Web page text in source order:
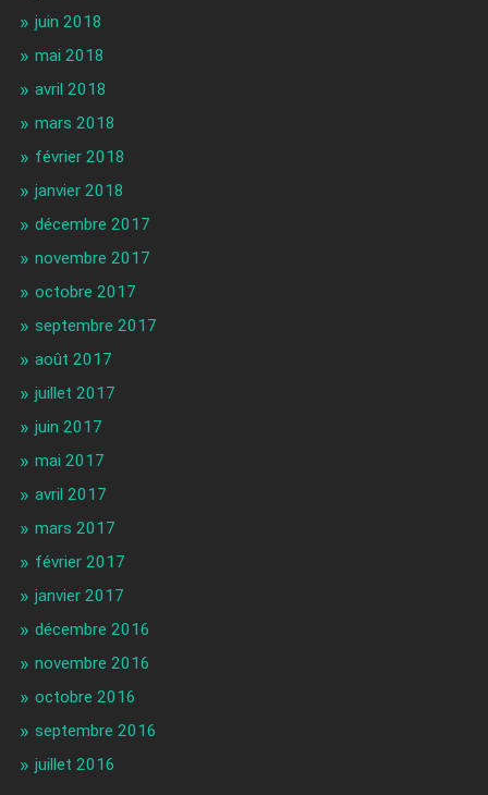
juin 2018
mai 2018
avril 2018
mars 2018
février 2018
janvier 2018
décembre 2017
novembre 2017
octobre 2017
septembre 2017
août 2017
juillet 2017
juin 2017
mai 2017
avril 2017
mars 2017
février 2017
janvier 2017
décembre 2016
novembre 2016
octobre 2016
septembre 2016
juillet 2016